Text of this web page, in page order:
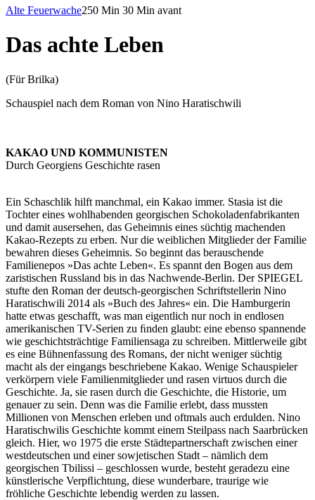
Alte Feuerwache250 Min 30 Min avant
Das achte Leben
(Für Brilka)
Schauspiel nach dem Roman von Nino Haratischwili
KAKAO UND KOMMUNISTEN
Durch Georgiens Geschichte rasen
Ein Schaschlik hilft manchmal, ein Kakao immer. Stasia ist die
Tochter eines wohlhabenden georgischen Schokoladenfabrikanten
und damit ausersehen, das Geheimnis eines süchtig machenden
Kakao-Rezepts zu erben. Nur die weiblichen Mitglieder der Familie
bewahren dieses Geheimnis. So beginnt das berauschende
Familienepos »Das achte Leben«. Es spannt den Bogen aus dem
zaristischen Russland bis in das Nachwende-Berlin. Der SPIEGEL
stufte den Roman der deutsch-georgischen Schriftstellerin Nino
Haratischwili 2014 als »Buch des Jahres« ein. Die Hamburgerin
hatte etwas geschafft, was man eigentlich nur noch in endlosen
amerikanischen TV-Serien zu ﬁnden glaubt: eine ebenso spannende
wie geschichtsträchtige Familiensaga zu schreiben. Mittlerweile gibt
es eine Bühnenfassung des Romans, der nicht weniger süchtig
macht als der eingangs beschriebene Kakao. Wenige Schauspieler
verkörpern viele Familienmitglieder und rasen virtuos durch die
Geschichte. Ja, sie rasen durch die Geschichte, die Historie, um
genauer zu sein. Denn was die Familie erlebt, dass mussten
Millionen von Menschen erleben und oftmals auch erdulden. Nino
Haratischwilis Geschichte kommt einem Steilpass nach Saarbrücken
gleich. Hier, wo 1975 die erste Städtepartnerschaft zwischen einer
westdeutschen und einer sowjetischen Stadt – nämlich dem
georgischen Tbilissi – geschlossen wurde, besteht geradezu eine
künstlerische Verpﬂichtung, diese wunderbare, traurige wie
fröhliche Geschichte lebendig werden zu lassen.